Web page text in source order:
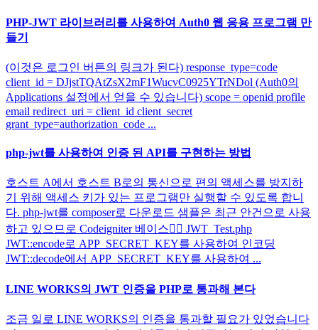
PHP-JWT 라이브러리를 사용하여 Auth0 웹 응용 프로그램 만
들기
(이것은 로그인 버튼의 링크가 된다) response_type=code
client_id = DJjstTQAtZsX2mF1WucvC0925YTrNDol (Auth0의
Applications 설정에서 얻을 수 있습니다) scope = openid profile
email redirect_uri = client_id client_secret
grant_type=authorization_code ...
php-jwt를 사용하여 인증 된 API를 구현하는 방법
호스트 A에서 호스트 B로의 통신으로 편의 액세스를 방지하
기 위해 액세스 키가 있는 프로그램만 실행할 수 있도록 합니
다. php-jwt를 composer로 다운로드 샘플은 최근 안건으로 사용
하고 있으므로 Codeigniter 베이스🙇‍♂️ JWT_Test.php
JWT::encode로 APP_SECRET_KEY를 사용하여 인코딩
JWT::decode에서 APP_SECRET_KEY를 사용하여 ...
LINE WORKS의 JWT 인증을 PHP로 통과해 본다
조금 일로 LINE WORKS의 인증을 통과할 필요가 있었습니다